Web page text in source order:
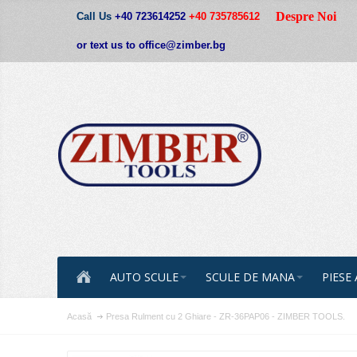
Call Us +40 723614252 +40 735785612
or text us to office@zimber.bg
Despre Noi
AUTO SCULE SCULE DE MANA
Acasă Presa Rulment cu 2 Ghiare - ZR-36PAP06 - ZIMBER TOOLS.